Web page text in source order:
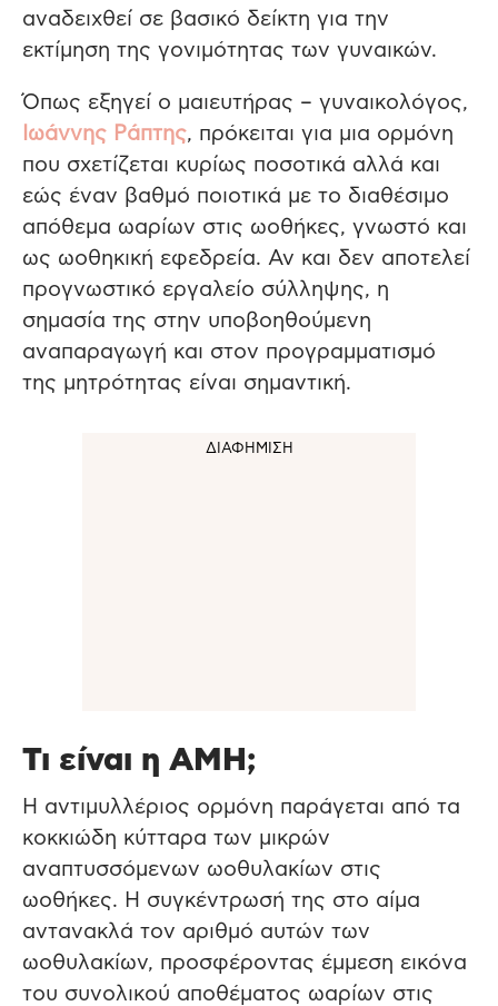
αναδειχθεί σε βασικό δείκτη για την
εκτίμηση της γονιμότητας των γυναικών.
Όπως εξηγεί ο μαιευτήρας – γυναικολόγος,
Ιωάννης Ράπτης, πρόκειται για μια ορμόνη
που σχετίζεται κυρίως ποσοτικά αλλά και
εώς έναν βαθμό ποιοτικά με το διαθέσιμο
απόθεμα ωαρίων στις ωοθήκες, γνωστό και
ως ωοθηκική εφεδρεία. Αν και δεν αποτελεί
προγνωστικό εργαλείο σύλληψης, η
σημασία της στην υποβοηθούμενη
αναπαραγωγή και στον προγραμματισμό
της μητρότητας είναι σημαντική.
Τι είναι η ΑΜΗ;
Η αντιμυλλέριος ορμόνη παράγεται από τα
κοκκιώδη κύτταρα των μικρών
αναπτυσσόμενων ωοθυλακίων στις
ωοθήκες. Η συγκέντρωσή της στο αίμα
αντανακλά τον αριθμό αυτών των
ωοθυλακίων, προσφέροντας έμμεση εικόνα
του συνολικού αποθέματος ωαρίων στις